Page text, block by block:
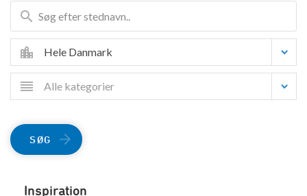
Hele Danmark
Alle kategorier
SØG
Inspiration